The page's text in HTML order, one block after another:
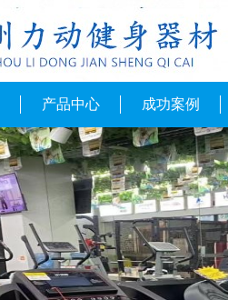
产品中心 成功案例